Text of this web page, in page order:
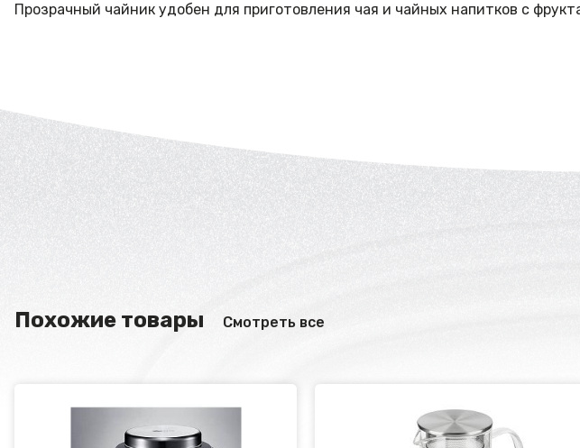
Прозрачный чайник удобен для приготовления чая и чайных напитков с
Похожие товары Смотреть все